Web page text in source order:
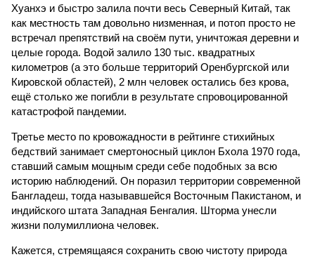
Хуанхэ и быстро залила почти весь Северный Китай, так
как местность там довольно низменная, и потоп просто не
встречал препятствий на своём пути, уничтожая деревни и
целые города. Водой залило 130 тыс. квадратных
километров (а это больше территорий Оренбургской или
Кировской областей), 2 млн человек остались без крова,
ещё столько же погибли в результате спровоцированной
катастрофой пандемии.
Третье место по кровожадности в рейтинге стихийных
бедствий занимает смертоносный циклон Бхола 1970 года,
ставший самым мощным среди себе подобных за всю
историю наблюдений. Он поразил территории современной
Бангладеш, тогда называвшейся Восточным Пакистаном, и
индийского штата Западная Бенгалия. Шторма унесли
жизни полумиллиона человек.
Кажется, стремящаяся сохранить свою чистоту природа